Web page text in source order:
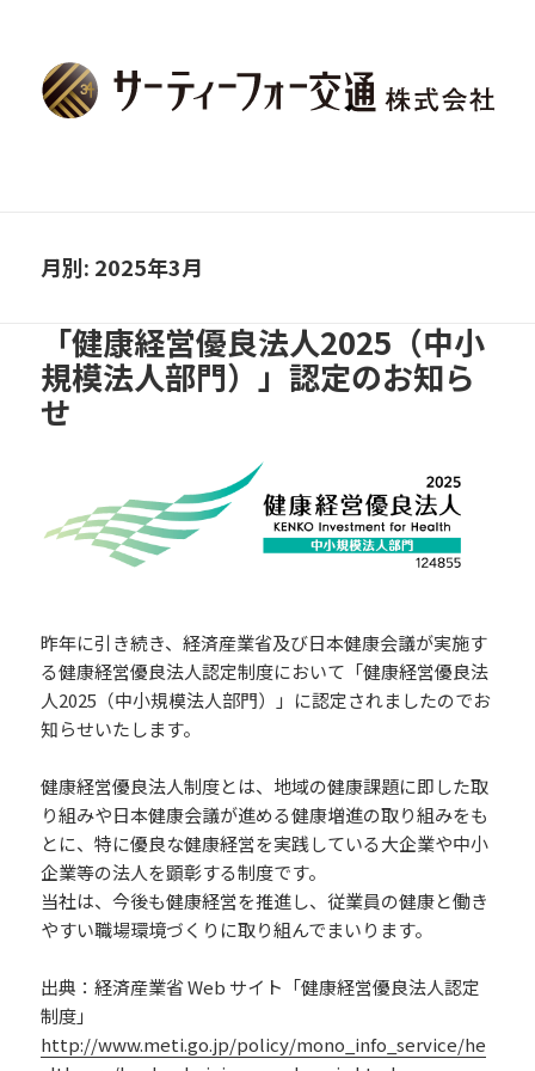
月別: 2025年3月
「健康経営優良法人2025（中小
規模法人部門）」認定のお知ら
せ
昨年に引き続き、経済産業省及び日本健康会議が実施す
る健康経営優良法人認定制度において「健康経営優良法
人2025（中小規模法人部門）」に認定されましたのでお
知らせいたします。
健康経営優良法人制度とは、地域の健康課題に即した取
り組みや日本健康会議が進める健康増進の取り組みをも
とに、特に優良な健康経営を実践している大企業や中小
企業等の法人を顕彰する制度です。
当社は、今後も健康経営を推進し、従業員の健康と働き
やすい職場環境づくりに取り組んでまいります。
出典：経済産業省 Web サイト「健康経営優良法人認定
制度」
http://www.meti.go.jp/policy/mono_info_service/he